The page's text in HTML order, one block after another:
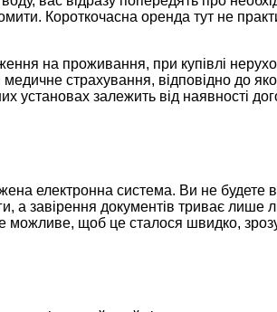
Короткочасна оренда тут не
на проживання, при купівлі
страхування, відповідно до
установах залежить від наявності
електронна система. Ви не будете
а завірення документів триває лише
можливе, щоб це сталося швидко,